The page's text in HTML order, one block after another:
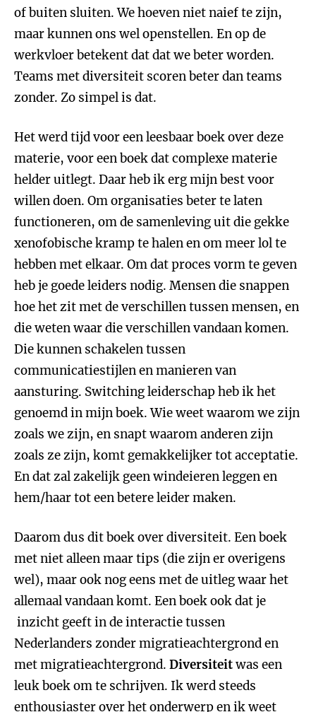
of buiten sluiten. We hoeven niet naief te zijn,
maar kunnen ons wel openstellen. En op de
werkvloer betekent dat dat we beter worden.
Teams met diversiteit scoren beter dan teams
zonder. Zo simpel is dat.
Het werd tijd voor een leesbaar boek over deze
materie, voor een boek dat complexe materie
helder uitlegt. Daar heb ik erg mijn best voor
willen doen. Om organisaties beter te laten
functioneren, om de samenleving uit die gekke
xenofobische kramp te halen en om meer lol te
hebben met elkaar. Om dat proces vorm te geven
heb je goede leiders nodig. Mensen die snappen
hoe het zit met de verschillen tussen mensen, en
die weten waar die verschillen vandaan komen.
Die kunnen schakelen tussen
communicatiestijlen en manieren van
aansturing. Switching leiderschap heb ik het
genoemd in mijn boek. Wie weet waarom we zijn
zoals we zijn, en snapt waarom anderen zijn
zoals ze zijn, komt gemakkelijker tot acceptatie.
En dat zal zakelijk geen windeieren leggen en
hem/haar tot een betere leider maken.
Daarom dus dit boek over diversiteit. Een boek
met niet alleen maar tips (die zijn er overigens
wel), maar ook nog eens met de uitleg waar het
allemaal vandaan komt. Een boek ook dat je
inzicht geeft in de interactie tussen
Nederlanders zonder migratieachtergrond en
met migratieachtergrond. Diversiteitwas een
leuk boek om te schrijven. Ik werd steeds
enthousiaster over het onderwerp en ik weet